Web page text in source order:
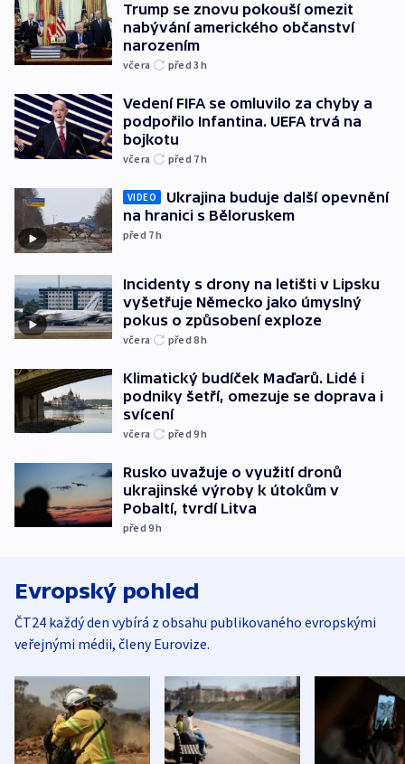
Trump se znovu pokouší omezit
nabývání amerického občanství
narozením
včera před 3h
Vedení FIFA se omluvilo za chyby a
podpořilo Infantina. UEFA trvá na
bojkotu
včera před 7h
VIDEO
Ukrajina buduje další opevnění
na hranici s Běloruskem
před 7h
Incidenty s drony na letišti v Lipsku
vyšetřuje Německo jako úmyslný
pokus o způsobení exploze
včera před 8h
Klimatický budíček Maďarů. Lidé i
podniky šetří, omezuje se doprava i
svícení
včera před 9h
Rusko uvažuje o využití dronů
ukrajinské výroby k útokům v
Pobaltí, tvrdí Litva
před 9h
Evropský pohled
ČT24 každý den vybírá z obsahu publikovaného evropskými
veřejnými médii, členy Eurovize.